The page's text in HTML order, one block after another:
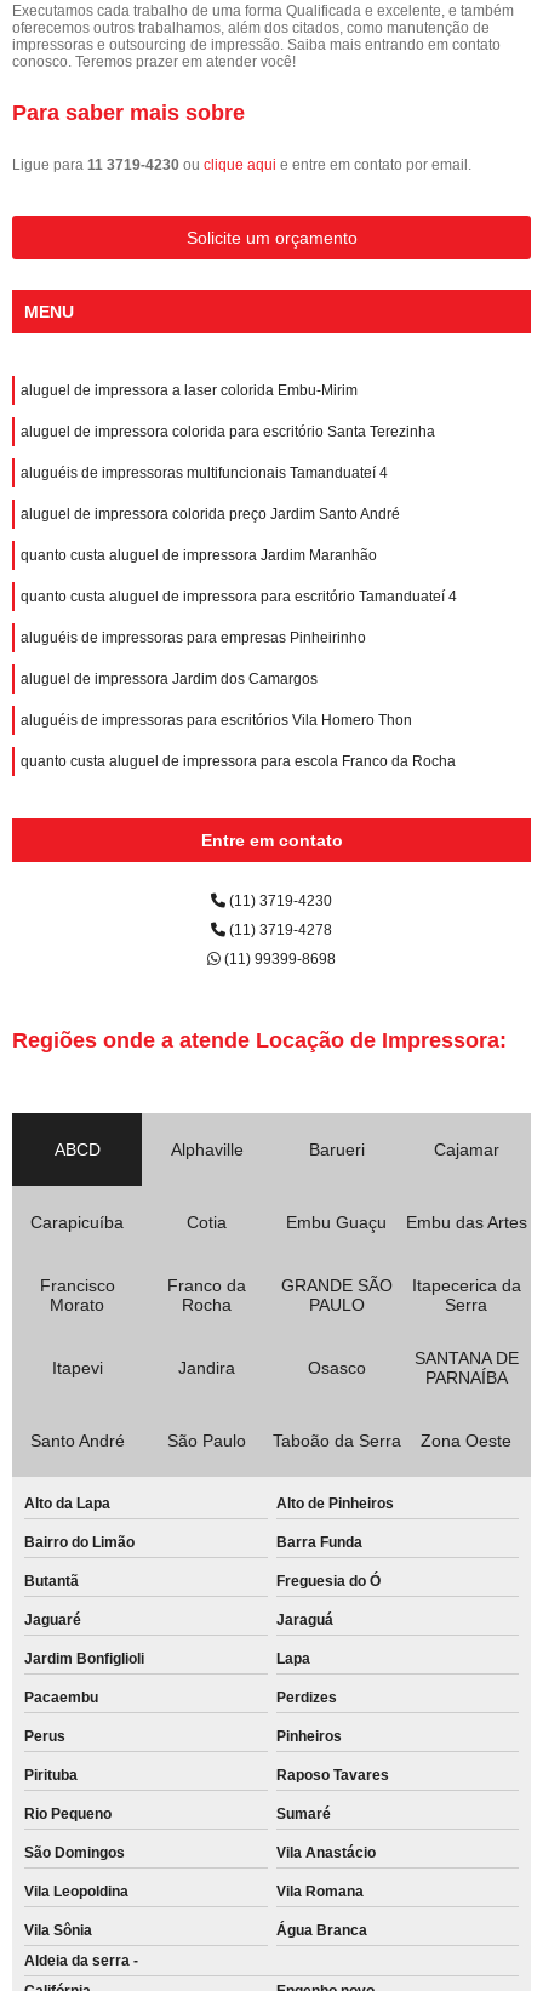
Executamos cada trabalho de uma forma Qualificada e excelente, e também
oferecemos outros trabalhamos, além dos citados, como manutenção de
impressoras e outsourcing de impressão. Saiba mais entrando em contato
conosco. Teremos prazer em atender você!
Para saber mais sobre
Ligue para 11 3719-4230 ou clique aqui e entre em contato por email.
Solicite um orçamento
MENU
aluguel de impressora a laser colorida Embu-Mirim
aluguel de impressora colorida para escritório Santa Terezinha
aluguéis de impressoras multifuncionais Tamanduateí 4
aluguel de impressora colorida preço Jardim Santo André
quanto custa aluguel de impressora Jardim Maranhão
quanto custa aluguel de impressora para escritório Tamanduateí 4
aluguéis de impressoras para empresas Pinheirinho
aluguel de impressora Jardim dos Camargos
aluguéis de impressoras para escritórios Vila Homero Thon
quanto custa aluguel de impressora para escola Franco da Rocha
Entre em contato
(11) 3719-4230
(11) 3719-4278
(11) 99399-8698
Regiões onde a atende Locação de Impressora:
ABCD Alphaville Barueri Cajamar
Carapicuíba Cotia Embu Guaçu Embu das Artes
Francisco
Morato
Franco da
Rocha
GRANDE SÃO
PAULO
Itapecerica da
Serra
Itapevi Jandira Osasco
SANTANA DE
PARNAÍBA
Santo André São Paulo Taboão da Serra Zona Oeste
Alto da Lapa Alto de Pinheiros
Bairro do Limão Barra Funda
Butantã Freguesia do Ó
Jaguaré Jaraguá
Jardim Bonfiglioli Lapa
Pacaembu Perdizes
Perus Pinheiros
Pirituba Raposo Tavares
Rio Pequeno Sumaré
São Domingos Vila Anastácio
Vila Leopoldina Vila Romana
Vila Sônia
Água Branca
Aldeia da serra -